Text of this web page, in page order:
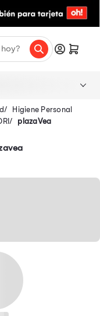
Higiene Personal
plazaVea